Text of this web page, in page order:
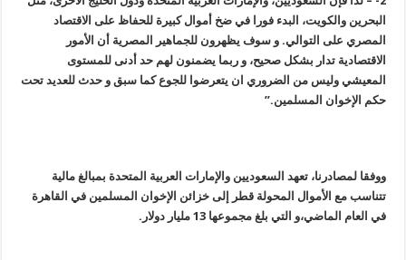
البحرين والكويت، البدء فورا في ضخ أموال كبيرة للحفاظ على الاقتصاد
المصري على التوالي. و سوف يظهرون للجماهير المصرية أن الأمور
الاقتصادية تدار بشكل صحيح، و ربما يضمنون لهم حد أدنى للمستوى
المعيشي وليس من الضروري ان يتعرضوا للجوع كما سبق و حدث للعديد تحت
حكم الإخوان المسلمين.”
ووفقا لمصادرنا، تعهد السعوديين والإمارات العربية المتحدة بمبالغ مالية
تتناسب مع الأموال المحولة قطر إلى خزائن الإخوان المسلمين في القاهرة
في العام الماضي،و التي بلغ مجموعها 13 مليار دولار.